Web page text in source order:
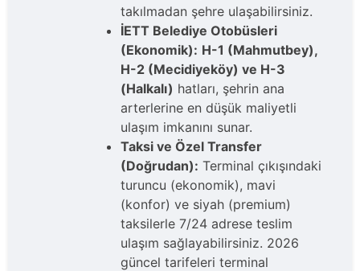
takılmadan şehre ulaşabilirsiniz.
İETT Belediye Otobüsleri
(Ekonomik): H-1 (Mahmutbey),
H-2 (Mecidiyeköy) ve H-3
(Halkalı) hatları, şehrin ana
arterlerine en düşük maliyetli
ulaşım imkanını sunar.
Taksi ve Özel Transfer
(Doğrudan): Terminal çıkışındaki
turuncu (ekonomik), mavi
(konfor) ve siyah (premium)
taksilerle 7/24 adrese teslim
ulaşım sağlayabilirsiniz. 2026
güncel tarifeleri terminal